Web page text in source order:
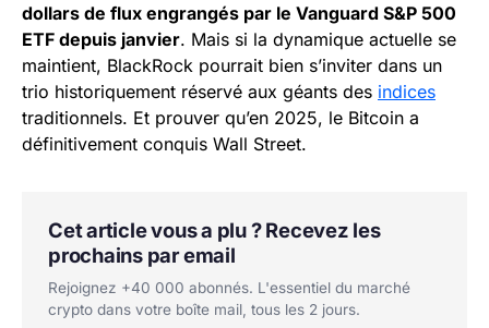
dollars de flux engrangés par le Vanguard S&P 500
ETF depuis janvier. Mais si la dynamique actuelle se
maintient, BlackRock pourrait bien s’inviter dans un
trio historiquement réservé aux géants des indices
traditionnels. Et prouver qu’en 2025, le Bitcoin a
définitivement conquis Wall Street.
Cet article vous a plu ? Recevez les
prochains par email
Rejoignez +40 000 abonnés. L'essentiel du marché
crypto dans votre boîte mail, tous les 2 jours.